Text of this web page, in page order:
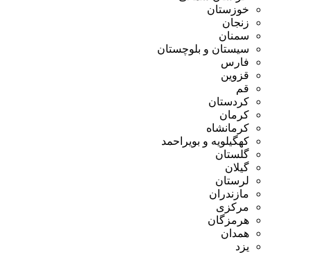
خوزستان
زنجان
سمنان
سیستان و بلوچستان
فارس
قزوین
قم
کردستان
کرمان
کرمانشاه
کهگیلویه و بویراحمد
گلستان
گیلان
لرستان
مازندران
مرکزی
هرمزگان
همدان
یزد